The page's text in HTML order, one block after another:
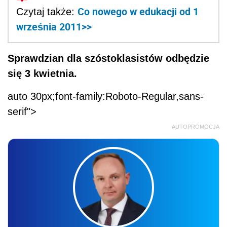
Czytaj także: Co nowego w edukacji od 1
września 2011>>
Sprawdzian dla szóstoklasistów odbędzie
się 3 kwietnia.
auto 30px;font-family:Roboto-Regular,sans-
serif">
AUTOPROMOCJA